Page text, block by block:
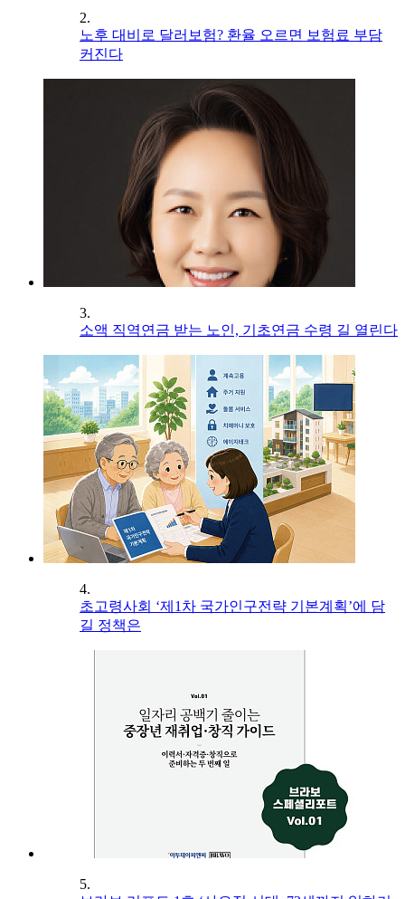
2.
노후 대비로 달러보험? 환율 오르면 보험료 부담
커진다
3.
소액 직역연금 받는 노인, 기초연금 수령 길 열린다
4.
초고령사회 ‘제1차 국가인구전략 기본계획’에 담
길 정책은
5.